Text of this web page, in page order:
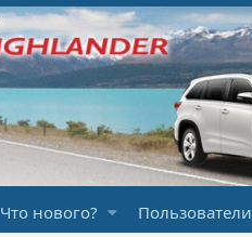
Что нового? Пользователи